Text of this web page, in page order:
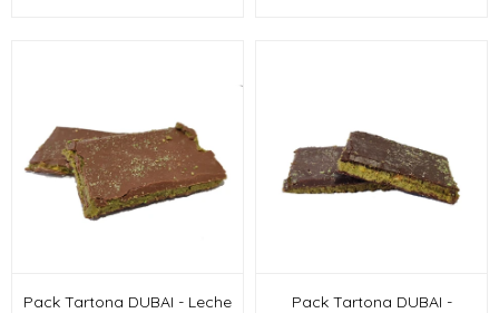
Pack Tartona DUBAI - Leche
Pack Tartona DUBAI -